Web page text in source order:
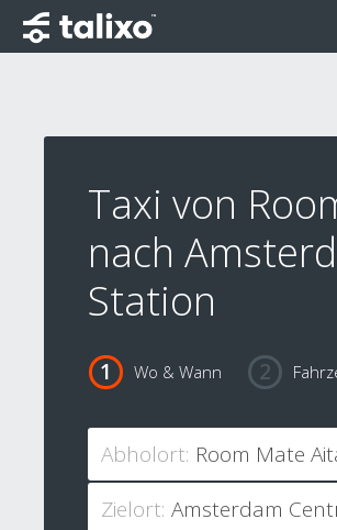
Taxi von
nach
Station
Wo & Wann
Abholort:
Zielort: